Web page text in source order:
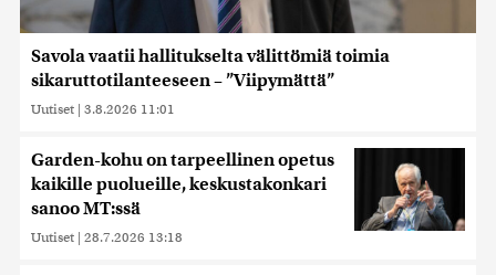
Savola vaatii hallitukselta välittömiä toimia
sikaruttotilanteeseen – ”Viipymättä”
Uutiset | 3.8.2026 11:01
Garden-kohu on tarpeellinen opetus
kaikille puolueille, keskustakonkari
sanoo MT:ssä
Uutiset | 28.7.2026 13:18